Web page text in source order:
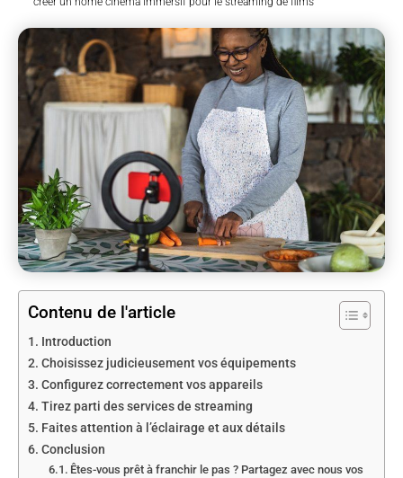
Contenu de l'article
Introduction
Choisissez judicieusement vos équipements
Configurez correctement vos appareils
Tirez parti des services de streaming
Faites attention à l’éclairage et aux détails
Conclusion
Êtes-vous prêt à franchir le pas ? Partagez avec nous vos